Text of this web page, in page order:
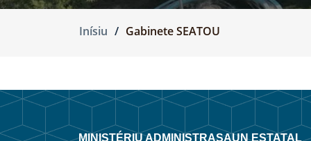
Inísiu Gabinete SEATOU
MINISTÉRIU ADMINISTRASAUN ESTATAL